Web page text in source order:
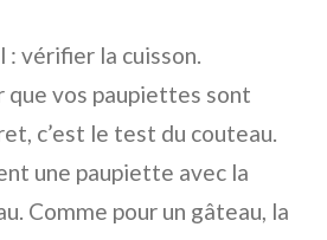
: vérifier la cuisson.
que vos paupiettes sont
c’est le test du couteau.
une paupiette avec la
Comme pour un gâteau, la